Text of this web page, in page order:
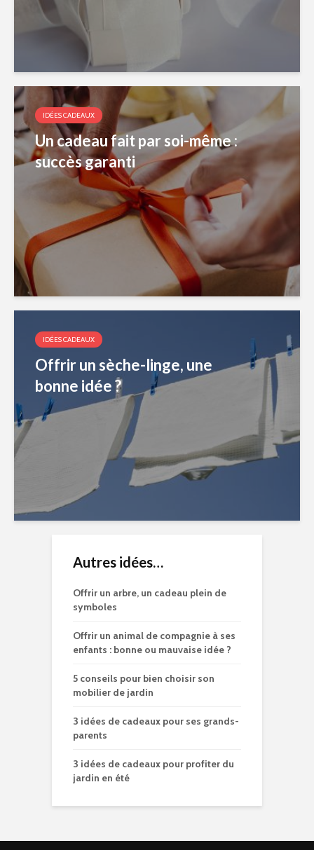
IDÉES CADEAUX
Un cadeau fait par soi-même :
succès garanti
IDÉES CADEAUX
Offrir un sèche-linge, une
bonne idée ?
Autres idées…
Offrir un arbre, un cadeau plein de
symboles
Offrir un animal de compagnie à ses
enfants : bonne ou mauvaise idée ?
5 conseils pour bien choisir son
mobilier de jardin
3 idées de cadeaux pour ses grands-
parents
3 idées de cadeaux pour profiter du
jardin en été